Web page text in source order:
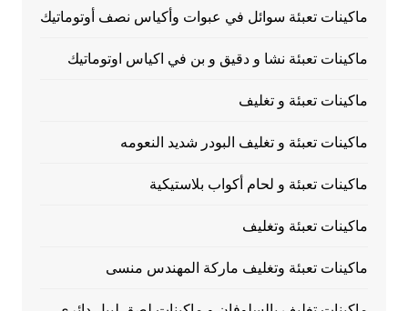
ماكينات تعبئة سوائل في عبوات وأكياس نصف أوتوماتيك
ماكينات تعبئة نشا و دقيق و بن في اكياس اوتوماتيك
ماكينات تعبئة و تغليف
ماكينات تعبئة و تغليف البودر شديد النعومه
ماكينات تعبئة و لحام أكواب بلاستيكية
ماكينات تعبئة وتغليف
ماكينات تعبئة وتغليف ماركة المهندس منسى